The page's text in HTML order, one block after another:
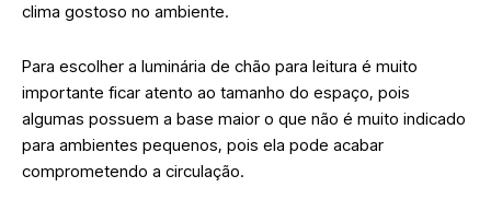
clima gostoso no ambiente.
Para escolher a luminária de chão para leitura é muito
importante ficar atento ao tamanho do espaço, pois
algumas possuem a base maior o que não é muito indicado
para ambientes pequenos, pois ela pode acabar
comprometendo a circulação.